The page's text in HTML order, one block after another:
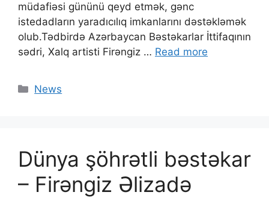
müdafiəsi gününü qeyd etmək, gənc
istedadların yaradıcılıq imkanlarını dəstəkləmək
olub.Tədbirdə Azərbaycan Bəstəkarlar İttifaqının
sədri, Xalq artisti Firəngiz … Read more
News
Dünya şöhrətli bəstəkar
– Firəngiz Əlizadə